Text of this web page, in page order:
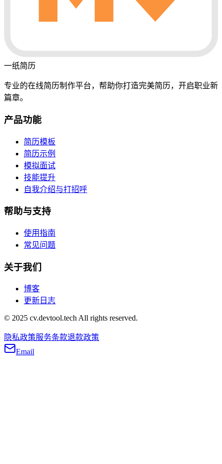
一纸简历
专业的在线简历制作平台，帮助你打造完美简历，开启职业新
篇章。
产品功能
简历模板
简历示例
模拟面试
技能提升
自我介绍与打招呼
帮助与支持
使用指南
常见问题
关于我们
博客
更新日志
© 2025 cv.devtool.tech All rights reserved.
隐私政策服务条款退款政策
Email